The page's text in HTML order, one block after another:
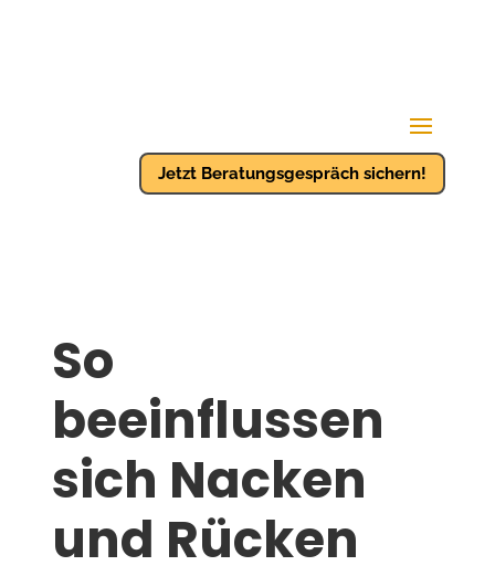
Jetzt Beratungsgespräch sichern!
So
beeinflussen
sich Nacken
und Rücken